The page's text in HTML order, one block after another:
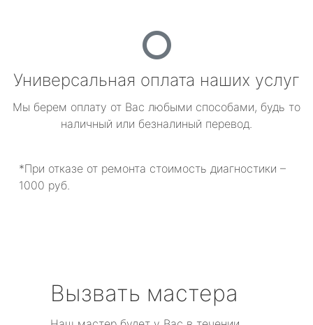
Универсальная оплата наших услуг
Мы берем оплату от Вас любыми способами, будь то
наличный или безналиный перевод.
*При отказе от ремонта стоимость диагностики –
1000 руб.
Вызвать мастера